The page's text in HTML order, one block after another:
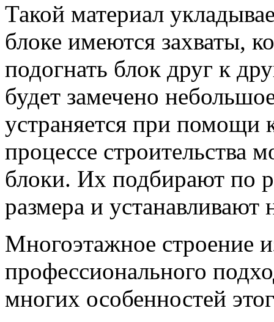
Такой материал
блоке имеются захваты,
подогнать блок друг к
будет замечено
устраняется при помощи
процессе строительства
блоки. Их подбирают по
размера и устанавливают
Многоэтажное строение
профессионального
многих особенностей